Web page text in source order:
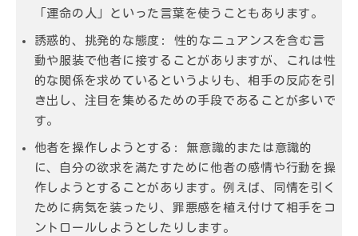
「運命の人」といった言葉を使うこともあります。
誘惑的、挑発的な態度:
性的なニュアンスを含む言
動や服装で他者に接することがありますが、これは性
的な関係を求めているというよりも、相手の反応を引
き出し、注目を集めるための手段であることが多いで
す。
他者を操作しようとする:
無意識的または意識的
に、自分の欲求を満たすために他者の感情や行動を操
作しようとすることがあります。例えば、同情を引く
ために病気を装ったり、罪悪感を植え付けて相手をコ
ントロールしようとしたりします。